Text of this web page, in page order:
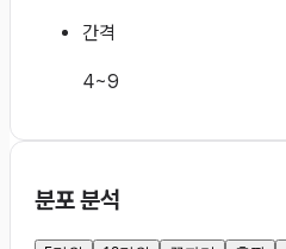
간격
4~9
분포 분석